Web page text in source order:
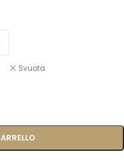
Svuota